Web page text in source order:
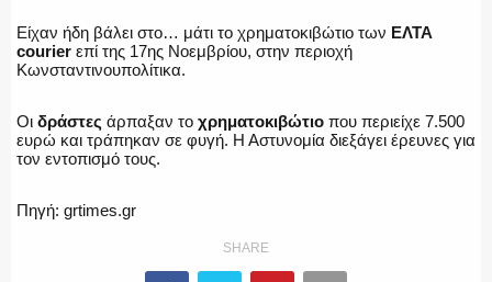
ΕΝΟΠΛΕΣ ΔΥΝΑΜΕΙΣ
ΕΚΑΒ
Είχαν ήδη βάλει στο… μάτι το χρηματοκιβώτιο των ΕΛΤΑ
courier επί της 17ης Νοεμβρίου, στην περιοχή
Κωνσταντινουπολίτικα.
Οι δράστες άρπαξαν το χρηματοκιβώτιο που περιείχε 7.500
ευρώ και τράπηκαν σε φυγή. Η Αστυνομία διεξάγει έρευνες για
τον εντοπισμό τους.
Πηγή: grtimes.gr
SHARE